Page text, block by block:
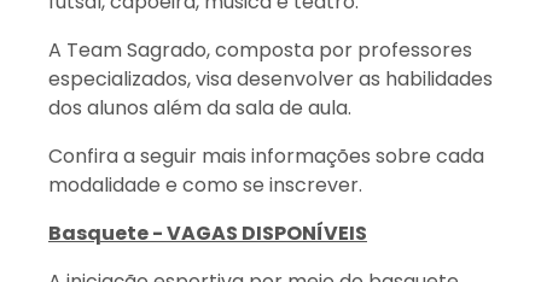
A Team Sagrado, composta por professores
especializados, visa desenvolver as habilidades
dos alunos além da sala de aula.
Confira a seguir mais informações sobre cada
modalidade e como se inscrever.
Basquete - VAGAS DISPONÍVEIS